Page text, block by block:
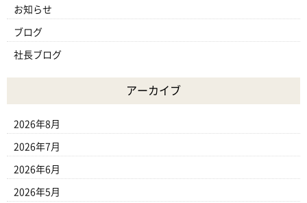
お知らせ
ブログ
社長ブログ
アーカイブ
2026年8月
2026年7月
2026年6月
2026年5月